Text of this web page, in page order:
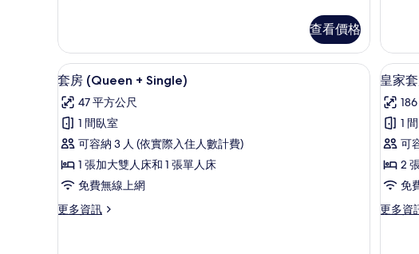
的
詳
情
查看價格
的
詳
情
顯
示
套
房
(Queen
+
Single)
的
套房 (Queen + Single) | 高級寢具、記憶床
27
套房 (Queen + Single)
47 平方公尺
1 間臥室
可容納 3 人 (依實際入住人數計費)
1 張加大雙人床和 1 張單人床
免費無線上網
更多資訊
更
顯
示
皇
家
套
房
所
25
皇家
1
可
2
免
更多資
更